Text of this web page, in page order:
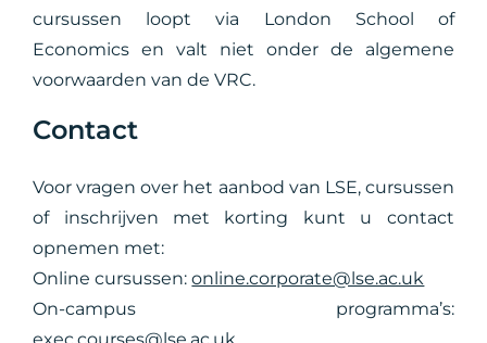
cursussen loopt via London School of
Economics en valt niet onder de algemene
voorwaarden van de VRC.
Contact
Voor vragen over het aanbod van LSE, cursussen
of inschrijven met korting kunt u contact
opnemen met:
Online cursussen:online.corporate@lse.ac.uk
On-campus programma’s: